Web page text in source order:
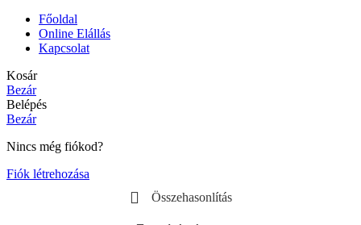
Főoldal
Online Elállás
Kapcsolat
Kosár
Bezár
Belépés
Bezár
Nincs még fiókod?
Fiók létrehozása
Összehasonlítás